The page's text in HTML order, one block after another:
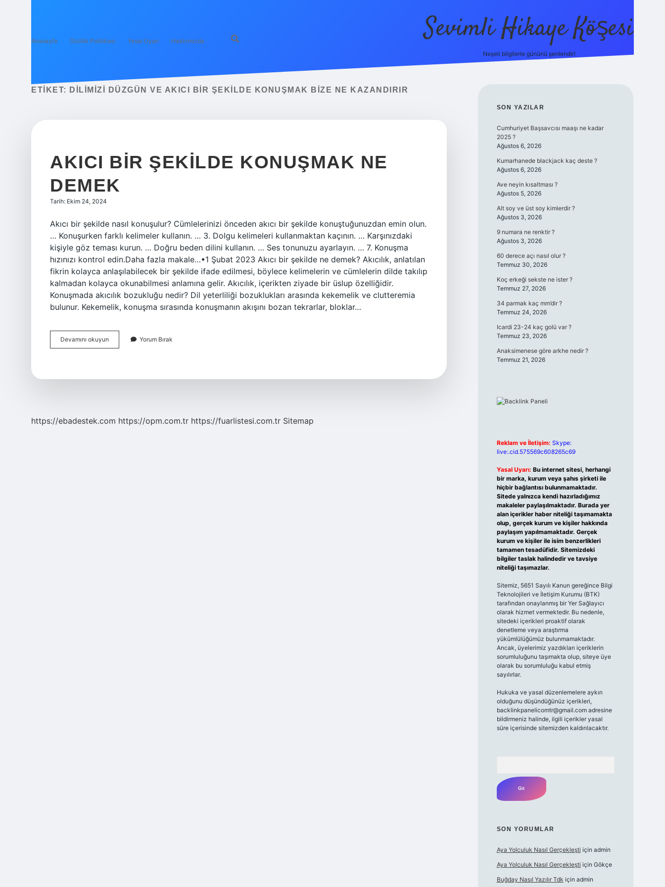
Anasayfa Gizlilik Politikası Yasal Uyarı Hakkımızda Sevimli Hikaye Köşesi
Neşeli bilgilerle gününü şenlendir!
ETIKET: DILIMIZI DÜZGÜN VE AKICI BIR ŞEKILDE KONUŞMAK BIZE NE KAZANDIRIR
AKICI BIR ŞEKILDE KONUŞMAK NE
DEMEK
Tarih: Ekim 24, 2024
Akıcı bir şekilde nasıl konuşulur? Cümlelerinizi önceden akıcı bir şekilde konuştuğunuzdan emin olun.
… Konuşurken farklı kelimeler kullanın. … 3. Dolgu kelimeleri kullanmaktan kaçının. … Karşınızdaki
kişiyle göz teması kurun. … Doğru beden dilini kullanın. … Ses tonunuzu ayarlayın. … 7. Konuşma
hızınızı kontrol edin.Daha fazla makale…•1 Şubat 2023 Akıcı bir şekilde ne demek? Akıcılık, anlatılan
fikrin kolayca anlaşılabilecek bir şekilde ifade edilmesi, böylece kelimelerin ve cümlelerin dilde takılıp
kalmadan kolayca okunabilmesi anlamına gelir. Akıcılık, içerikten ziyade bir üslup özelliğidir.
Konuşmada akıcılık bozukluğu nedir? Dil yeterliliği bozuklukları arasında kekemelik ve clutteremia
bulunur. Kekemelik, konuşma sırasında konuşmanın akışını bozan tekrarlar, bloklar…
Devamını okuyun
Bir
Yorum Bırak
https://ebadestek.com https://opm.com.tr https://fuarlistesi.com.tr Sitemap
SIDEBAR
SON YAZILAR
Cumhuriyet Başsavcısı maaşı ne kadar
2025 ?
Ağustos 6, 2026
Kumarhanede blackjack kaç deste ?
Ağustos 6, 2026
Ave neyin kısaltması ?
Ağustos 5, 2026
Alt soy ve üst soy kimlerdir ?
Ağustos 3, 2026
9 numara ne renktir ?
Ağustos 3, 2026
60 derece açı nasıl olur ?
Temmuz 30, 2026
Koç erkeği sekste ne ister ?
Temmuz 27, 2026
34 parmak kaç mm’dir ?
Temmuz 24, 2026
Icardi 23-24 kaç golü var ?
Temmuz 23, 2026
Anaksimenese göre arkhe nedir ?
Temmuz 21, 2026
Reklam ve İletişim: Skype:
live:.cid.575569c608265c69
Yasal Uyarı: Bu internet sitesi, herhangi
bir marka, kurum veya şahıs şirketi ile
hiçbir bağlantısı bulunmamaktadır.
Sitede yalnızca kendi hazırladığımız
makaleler paylaşılmaktadır. Burada yer
alan içerikler haber niteliği taşımamakta
olup, gerçek kurum ve kişiler hakkında
paylaşım yapılmamaktadır. Gerçek
kurum ve kişiler ile isim benzerlikleri
tamamen tesadüfidir. Sitemizdeki
bilgiler taslak halindedir ve tavsiye
niteliği taşımazlar.
Sitemiz, 5651 Sayılı Kanun gereğince Bilgi
Teknolojileri ve İletişim Kurumu (BTK)
tarafından onaylanmış bir Yer Sağlayıcı
olarak hizmet vermektedir. Bu nedenle,
sitedeki içerikleri proaktif olarak
denetleme veya araştırma
yükümlülüğümüz bulunmamaktadır.
Ancak, üyelerimiz yazdıkları içeriklerin
sorumluluğunu taşımakta olup, siteye üye
olarak bu sorumluluğu kabul etmiş
sayılırlar.
Hukuka ve yasal düzenlemelere aykırı
olduğunu düşündüğünüz içerikleri,
backlinkpanelicomtr@gmail.com adresine
bildirmeniz halinde, ilgili içerikler yasal
süre içerisinde sitemizden kaldırılacaktır.
SON YORUMLAR
Aya Yolculuk Nasıl Gerçekleşti için admin
Aya Yolculuk Nasıl Gerçekleşti için Gökçe
Buğday Nasıl Yazılır Tdk için admin